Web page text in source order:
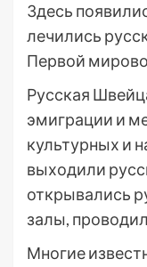
Здесь
лечились
Первой
Русская
эмиграции и
культурных и
выходили
открывались
залы,
Многие